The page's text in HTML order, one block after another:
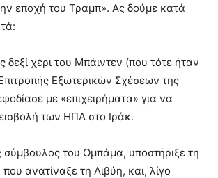
εποχή του Τραμπ». Ας δούμε κατά
χέρι του Μπάιντεν (που τότε ήταν
Εξωτερικών Σχέσεων της
με «επιχειρήματα» για να
των ΗΠΑ στο Ιράκ.
του Ομπάμα, υποστήριξε τη
ανατίναξε τη Λιβύη, και, λίγο